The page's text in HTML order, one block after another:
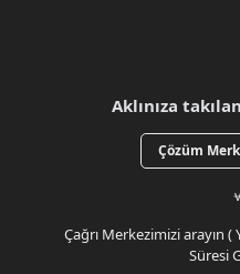
Aklınıza
Çözüm
Çağrı Merkezimizi arayın
Süresi